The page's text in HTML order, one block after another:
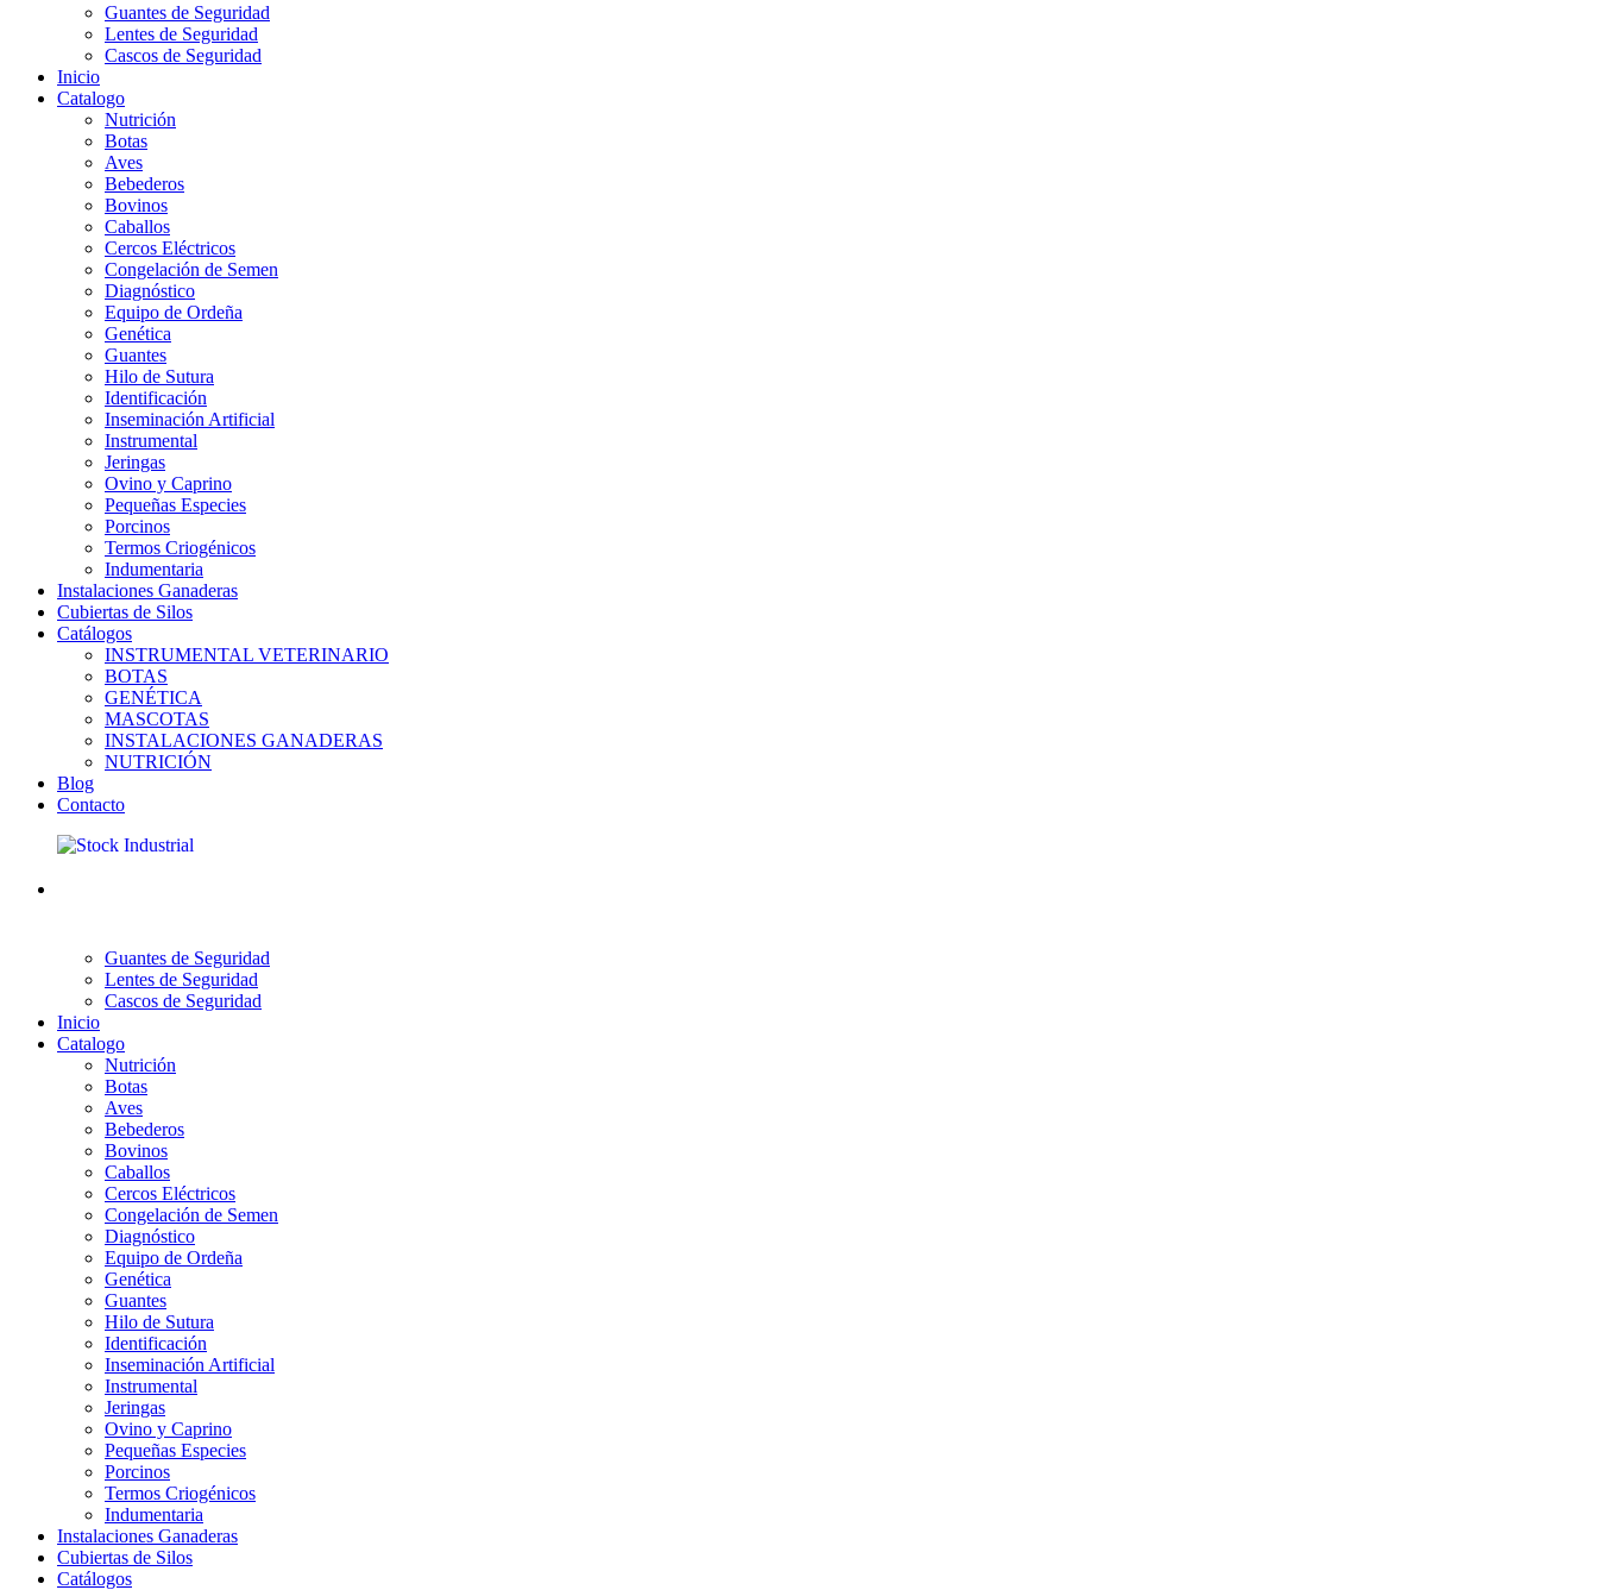
Guantes de Seguridad
Lentes de Seguridad
Cascos de Seguridad
Inicio
Catalogo
Nutrición
Botas
Aves
Bebederos
Bovinos
Caballos
Cercos Eléctricos
Congelación de Semen
Diagnóstico
Equipo de Ordeña
Genética
Guantes
Hilo de Sutura
Identificación
Inseminación Artificial
Instrumental
Jeringas
Ovino y Caprino
Pequeñas Especies
Porcinos
Termos Criogénicos
Indumentaria
Instalaciones Ganaderas
Cubiertas de Silos
Catálogos
INSTRUMENTAL VETERINARIO
BOTAS
GENÉTICA
MASCOTAS
INSTALACIONES GANADERAS
NUTRICIÓN
Blog
Contacto
Guantes de Seguridad
Lentes de Seguridad
Cascos de Seguridad
Inicio
Catalogo
Nutrición
Botas
Aves
Bebederos
Bovinos
Caballos
Cercos Eléctricos
Congelación de Semen
Diagnóstico
Equipo de Ordeña
Genética
Guantes
Hilo de Sutura
Identificación
Inseminación Artificial
Instrumental
Jeringas
Ovino y Caprino
Pequeñas Especies
Porcinos
Termos Criogénicos
Indumentaria
Instalaciones Ganaderas
Cubiertas de Silos
Catálogos